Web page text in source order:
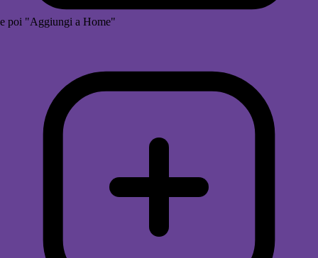
e poi "Aggiungi a Home"